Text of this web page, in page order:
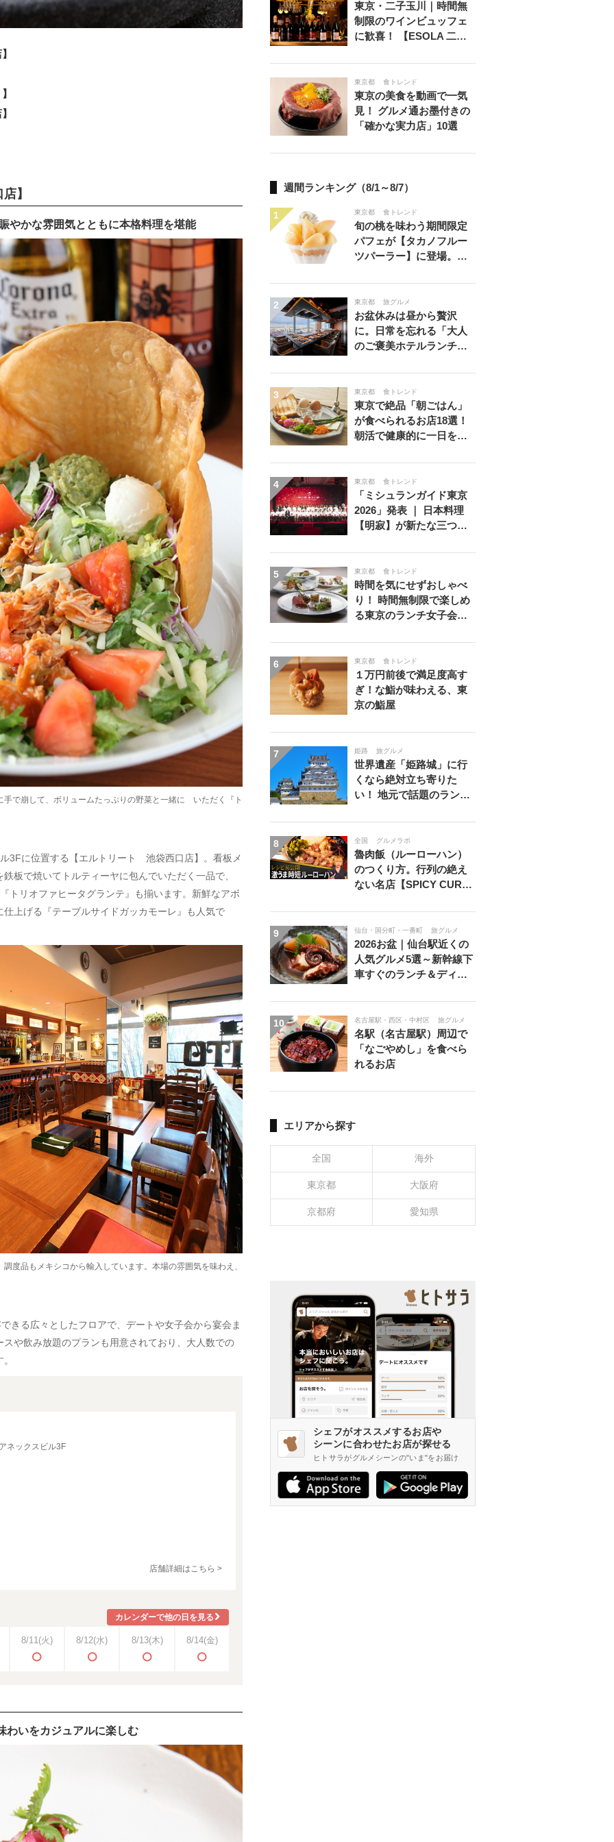
】
やかな雰囲気とともに本格料理を堪能
手で崩して、ボリュームたっぷりの野菜と一緒に いただく『ト
3Fに位置する【エルトリート 池袋西口店】。看板メ
板で焼いてトルティーヤに包んでいただく一品で、
トリオファヒータグランテ』も揃います。新鮮なアボ
上げる『テーブルサイドガッカモーレ』も人気で
度品もメキシコから輸入しています。本場の雰囲気を味わえ、
きる広々としたフロアで、デートや女子会から宴会ま
や飲み放題のプランも用意されており、大人数での
ネックスビル3F
店舗詳細はこちら >
8/11(火) 8/12(水) 8/13(木) 8/14(金)
カレンダーで他の日を見る
わいをカジュアルに楽しむ
東京・二子玉川｜時間無
制限のワインビュッフェ
に歓喜！ 【ESOLA 二…
東京都 食トレンド
東京の美食を動画で一気
見！ グルメ通お墨付きの
「確かな実力店」10選
週間ランキング（8/1～8/7）
1 東京都 食トレンド
旬の桃を味わう期間限定
パフェが【タカノフルー
ツパーラー】に登場。…
2 東京都 旅グルメ
お盆休みは昼から贅沢
に。日常を忘れる「大人
のご褒美ホテルランチ…
3 東京都 食トレンド
東京で絶品「朝ごはん」
が食べられるお店18選！
朝活で健康的に一日を…
4 東京都 食トレンド
「ミシュランガイド東京
2026」発表 ｜ 日本料理
【明寂】が新たな三つ…
5 東京都 食トレンド
時間を気にせずおしゃべ
り！ 時間無制限で楽しめ
る東京のランチ女子会…
6 東京都 食トレンド
１万円前後で満足度高す
ぎ！な鮨が味わえる、東
京の鮨屋
7 姫路 旅グルメ
世界遺産「姫路城」に行
くなら絶対立ち寄りた
い！ 地元で話題のラン…
8 全国 グルメラボ
魯肉飯（ルーローハン）
のつくり方。行列の絶え
ない名店【SPICY CUR…
9 仙台・国分町・一番町 旅グルメ
2026お盆｜仙台駅近くの
人気グルメ5選～新幹線下
車すぐのランチ＆ディ…
10 名古屋駅・西区・中村区 旅グルメ
名駅（名古屋駅）周辺で
「なごやめし」を食べら
れるお店
エリアから探す
全国 海外
東京都 大阪府
京都府 愛知県
シェフがオススメするお店や
シーンに合わせたお店が探せる
ヒトサラがグルメシーンの"いま"をお届け